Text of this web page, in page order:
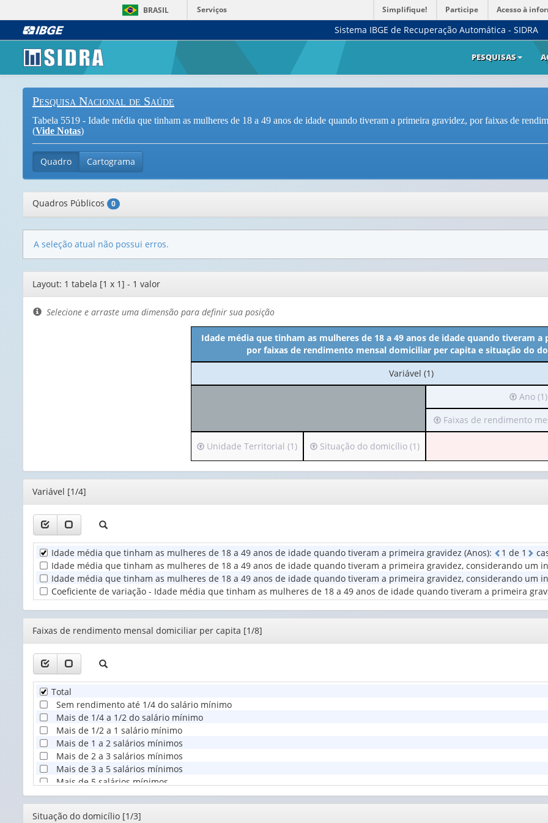
BRASIL Serviços Simplifique! Participe Acesso à
Sistema IBGE de Recuperação Automática - SIDRA
PESQUISAS
Pesquisa Nacional de Saúde
Tabela 5519 - Idade média que tinham as mulheres de 18 a 49 anos de idade quando tiveram a primeira gravidez, por faixas de
(Vide Notas)
Quadro Cartograma
Quadros Públicos 0
A seleção atual não possui erros.
Editor
de
layout
Layout: 1 tabela [1 x 1] - 1 valor
Selecione e arraste uma dimensão para definir sua posição
Idade média que tinham as mulheres de 18 a 49 anos de idade quando tiveram a
por faixas de rendimento mensal domiciliar per capita e situação do
No
cabeçalho:
Variável (1)
Irá
para
o
1
valor):
Ano
Ano (1)
Irá
para
(possui
apenas
valor):
de
rendimento
mensal
domicilia...
(1)
Faixas de rendimento
Irá
para
o
cabeçalho
apenas
Unidade
Territorial
(1)
Unidade Territorial (1)
Irá
para
o
cabeçalho
apenas
Situação
do
domicílio
(1)
Situação do domicílio (1)
Editor
Variável [1/4]
Idade média que tinham as mulheres de 18 a 49 anos de idade quando tiveram a primeira gravidez (Anos): 1 de 1
Idade média que tinham as mulheres de 18 a 49 anos de idade quando tiveram a primeira gravidez, considerando um
Idade média que tinham as mulheres de 18 a 49 anos de idade quando tiveram a primeira gravidez, considerando um
Coeficiente de variação - Idade média que tinham as mulheres de 18 a 49 anos de idade quando tiveram a primeira
Editor
Faixas de rendimento mensal domiciliar per capita [1/8]
Total
Sem rendimento até 1/4 do salário mínimo
Mais de 1/4 a 1/2 do salário mínimo
Mais de 1/2 a 1 salário mínimo
Mais de 1 a 2 salários mínimos
Mais de 2 a 3 salários mínimos
Mais de 3 a 5 salários mínimos
Mais de 5 salários mínimos
Editor
Situação do domicílio [1/3]